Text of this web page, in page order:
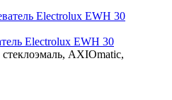
Electrolux EWH 30
AXIOmatic,